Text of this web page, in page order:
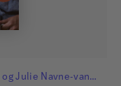
ogJulie Navne-van